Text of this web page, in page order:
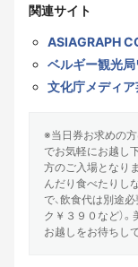
関連サイト
ASIAGRAPH
ベルギー観光局
文化庁メディ
※当日券お求めの
でお気軽にお越し
方のご入場となり
んだり食べたりし
で、飲食代は別途
ク￥３９０など）
お越しをお待ちし